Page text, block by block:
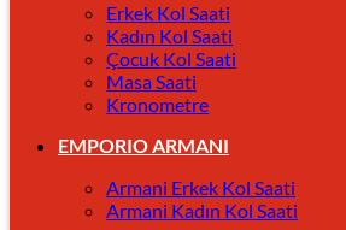
Erkek Kol Saati
Kadın Kol Saati
Çocuk Kol Saati
Masa Saati
Kronometre
EMPORIO ARMANI
Armani Erkek Kol Saati
Armani Kadın Kol Saati